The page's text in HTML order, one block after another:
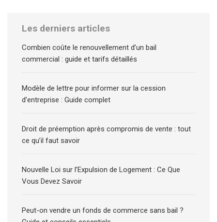
Les derniers articles
Combien coûte le renouvellement d’un bail
commercial : guide et tarifs détaillés
Modèle de lettre pour informer sur la cession
d’entreprise : Guide complet
Droit de préemption après compromis de vente : tout
ce qu’il faut savoir
Nouvelle Loi sur l’Expulsion de Logement : Ce Que
Vous Devez Savoir
Peut-on vendre un fonds de commerce sans bail ?